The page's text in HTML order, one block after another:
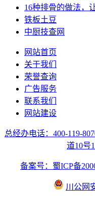
16种排骨的做法，
铁板土豆
中厨技查网
网站首页
关于我们
荣誉查询
广告服务
联系我们
网站建设
总经办电话：400-119-
道10号
备案号：蜀ICP备
川公网